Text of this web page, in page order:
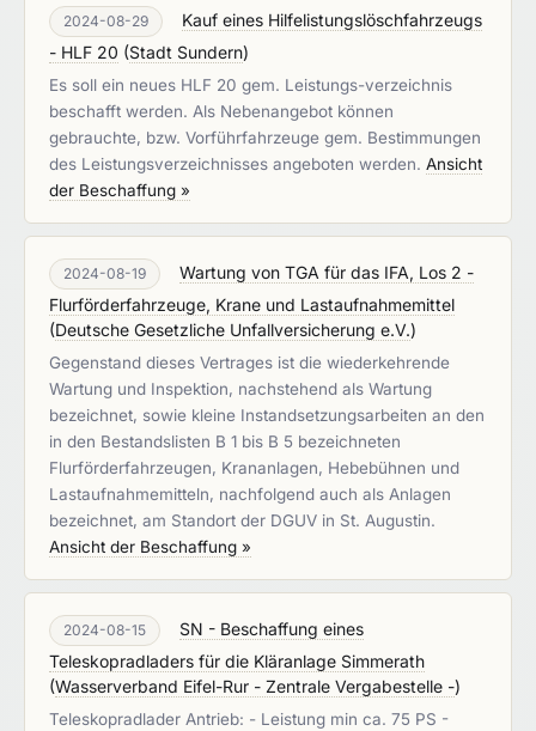
2024-08-29
Kauf eines Hilfelistungslöschfahrzeugs
- HLF 20 (Stadt Sundern)
Es soll ein neues HLF 20 gem. Leistungs-verzeichnis
beschafft werden. Als Nebenangebot können
gebrauchte, bzw. Vorführfahrzeuge gem. Bestimmungen
des Leistungsverzeichnisses angeboten werden. Ansicht
der Beschaffung »
2024-08-19
Wartung von TGA für das IFA, Los 2 -
Flurförderfahrzeuge, Krane und Lastaufnahmemittel
(Deutsche Gesetzliche Unfallversicherung e.V.)
Gegenstand dieses Vertrages ist die wiederkehrende
Wartung und Inspektion, nachstehend als Wartung
bezeichnet, sowie kleine Instandsetzungsarbeiten an den
in den Bestandslisten B 1 bis B 5 bezeichneten
Flurförderfahrzeugen, Krananlagen, Hebebühnen und
Lastaufnahmemitteln, nachfolgend auch als Anlagen
bezeichnet, am Standort der DGUV in St. Augustin.
Ansicht der Beschaffung »
2024-08-15
SN - Beschaffung eines
Teleskopradladers für die Kläranlage Simmerath
(Wasserverband Eifel-Rur - Zentrale Vergabestelle -)
Teleskopradlader Antrieb: - Leistung min ca. 75 PS -